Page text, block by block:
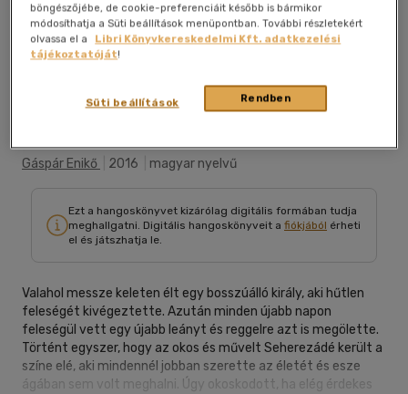
Belehallgatok Kívánságlistához adom
Gáspár Enikő 2016 magyar nyelvű
Ezt a hangoskönyvet kizárólag digitális formában tudja
meghallgatni. Digitális hangoskönyveit a fiókjából érheti
el és játszhatja le.
Valahol messze keleten élt egy bosszúálló király, aki hűtlen
feleségét kivégeztette. Azután minden újabb napon
feleségül vett egy újabb leányt és reggelre azt is megölette.
Történt egyszer, hogy az okos és művelt Seherezádé került a
színe elé, aki mindennél jobban szerette az életét és esze
ágában sem volt meghalni. Úgy okoskodott, ha elég érdekes
böngészőjébe, de cookie-preferenciáit később is bármikor
módosíthatja a Süti beállítások menüpontban. További részletekért
olvassa el a
Libri Könyvkereskedelmi Kft. adatkezelési
tájékoztatóját!
Rendben
Süti beállítások